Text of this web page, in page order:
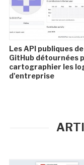
Les API publiques de
GitHub détournées
cartographier les
d'entreprise